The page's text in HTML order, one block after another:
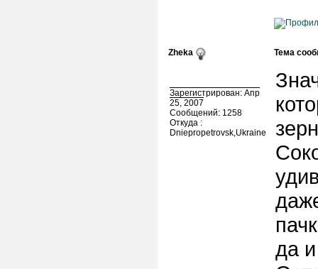
Zheka Тема
Зарегистрирован: Апр
25, 2007
Сообщений: 1258
Откуда :
Dniepropetrovsk,Ukraine
да